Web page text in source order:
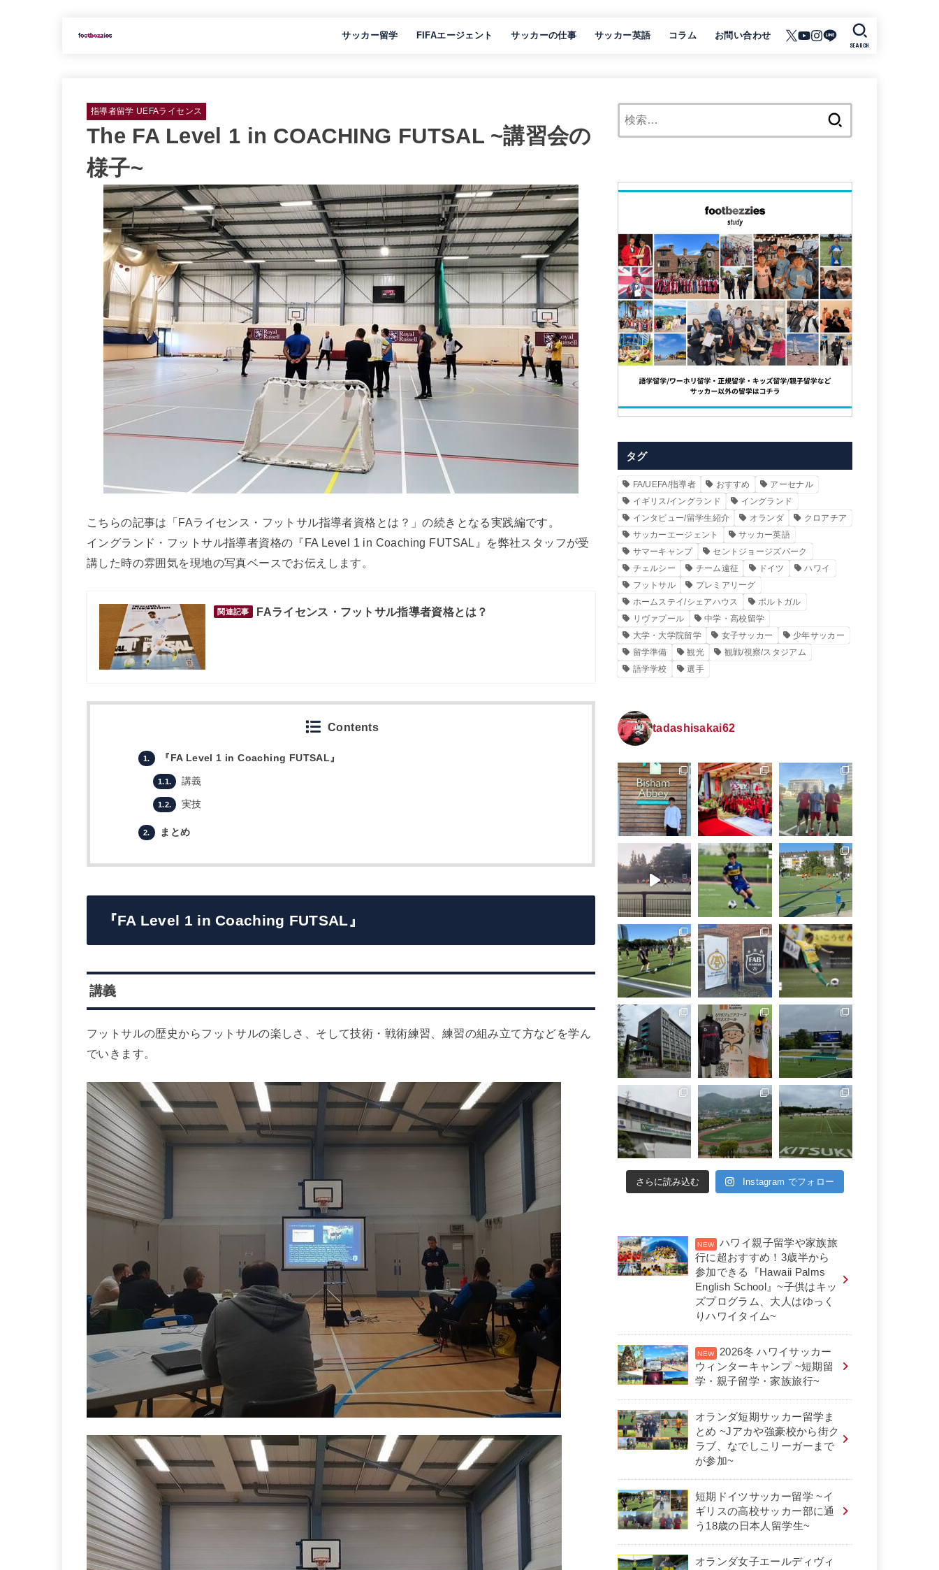
サッカー留学 FIFAエージェント サッカーの仕事 サッカー英語 コラム お問い合わせ
SEARCH
指導者留学 UEFAライセンス
The FA Level 1 in COACHING FUTSAL ~講習会の
様子~
こちらの記事は「FAライセンス・フットサル指導者資格とは？」の続きとなる実践編です。
イングランド・フットサル指導者資格の『FA Level 1 in Coaching FUTSAL』を弊社スタッフが受
講した時の雰囲気を現地の写真ベースでお伝えします。
関連記事 FAライセンス・フットサル指導者資格とは？
Contents
1. 『FA Level 1 in Coaching FUTSAL』
1.1. 講義
1.2. 実技
2. まとめ
『FA Level 1 in Coaching FUTSAL』
講義
フットサルの歴史からフットサルの楽しさ、そして技術・戦術練習、練習の組み立て方などを学ん
でいきます。
タグ
FA/UEFA/指導者 おすすめ
アーセナル
イギリス/イングランド
イングランド
インタビュー/留学生紹介
オランダ
クロアチア
サッカーエージェント
サッカー英語
サマーキャンプ
セントジョージズパーク
チェルシー
チーム遠征 ドイツ
ハワイ
フットサル
プレミアリーグ
ホームステイ/シェアハウス
ポルトガル
リヴァプール
中学・高校留学
大学・大学院留学
女子サッカー
少年サッカー
留学準備
観光
観戦/視察/スタジアム
語学学校
選手
tadashisakai62
さらに読み込む Instagram でフォロー
ハワイ親子留学や家族旅
行に超おすすめ！3歳半から
参加できる『Hawaii Palms
English School』~子供はキッ
ズプログラム、大人はゆっく
りハワイタイム~
2026冬 ハワイサッカー
ウィンターキャンプ ~短期留
学・親子留学・家族旅行~
オランダ短期サッカー留学ま
とめ ~Jアカや強豪校から街ク
ラブ、なでしこリーガーまで
が参加~
短期ドイツサッカー留学 ~イ
ギリスの高校サッカー部に通
う18歳の日本人留学生~
オランダ女子エールディヴィ